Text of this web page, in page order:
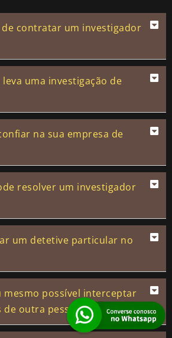
de contratar um investigador
uma investigação de
na sua empresa de
resolver um investigador
um detetive particular no
mesmo possível interceptar
de outra pessoa?